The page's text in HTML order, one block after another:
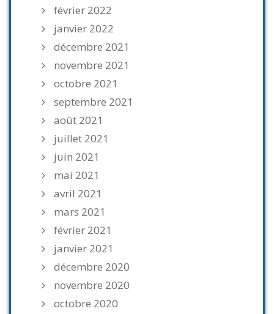
février 2022
janvier 2022
décembre 2021
novembre 2021
octobre 2021
septembre 2021
août 2021
juillet 2021
juin 2021
mai 2021
avril 2021
mars 2021
février 2021
janvier 2021
décembre 2020
novembre 2020
octobre 2020